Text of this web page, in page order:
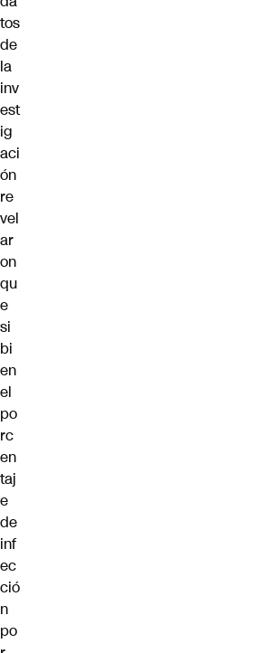
tos
de
la
inv
est
ig
aci
ón
re
vel
ar
on
qu
e
si
bi
en
el
po
rc
en
taj
e
de
inf
ec
ció
n
po